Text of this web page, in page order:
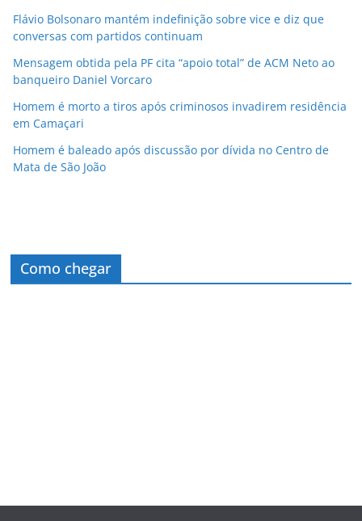
Flávio Bolsonaro mantém indefinição sobre vice e diz que
conversas com partidos continuam
Mensagem obtida pela PF cita “apoio total” de ACM Neto ao
banqueiro Daniel Vorcaro
Homem é morto a tiros após criminosos invadirem residência
em Camaçari
Homem é baleado após discussão por dívida no Centro de
Mata de São João
Como chegar